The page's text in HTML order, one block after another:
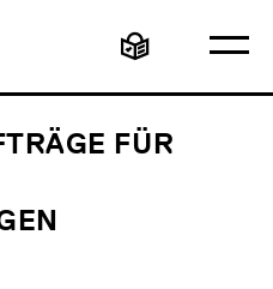
Leichte
Sprache
FÜR